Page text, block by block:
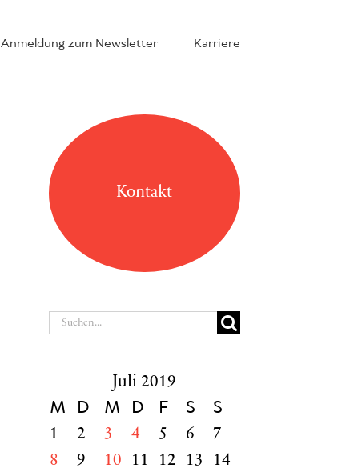
Anmeldung zum Newsletter Karriere
Kontakt
Suche
Juli 2019
M D M D F S S
1 2 3 4 5 6
7
8
9 10 11 12 13
14